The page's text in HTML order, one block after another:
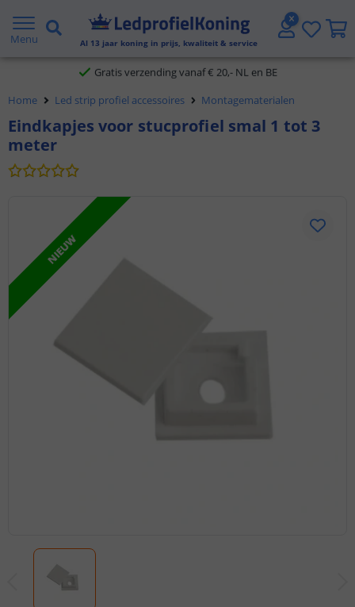
Menu Al 13 jaar koning in prijs, kwaliteit & service
2 jaar garantie
Gratis verzending vanaf € 20,- NL en BE
Klantbeoordeling 9.1
Home Led strip profiel accessoires Montagematerialen
Eindkapjes voor stucprofiel smal 1 tot 3
meter
NIEUW